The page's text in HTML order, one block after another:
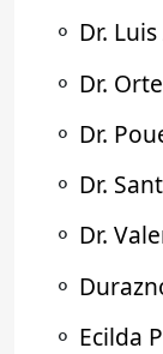
⚬ Dr.
⚬ Dr.
⚬ Dr.
⚬ Dr.
⚬ Dr.
⚬
⚬ Ecilda